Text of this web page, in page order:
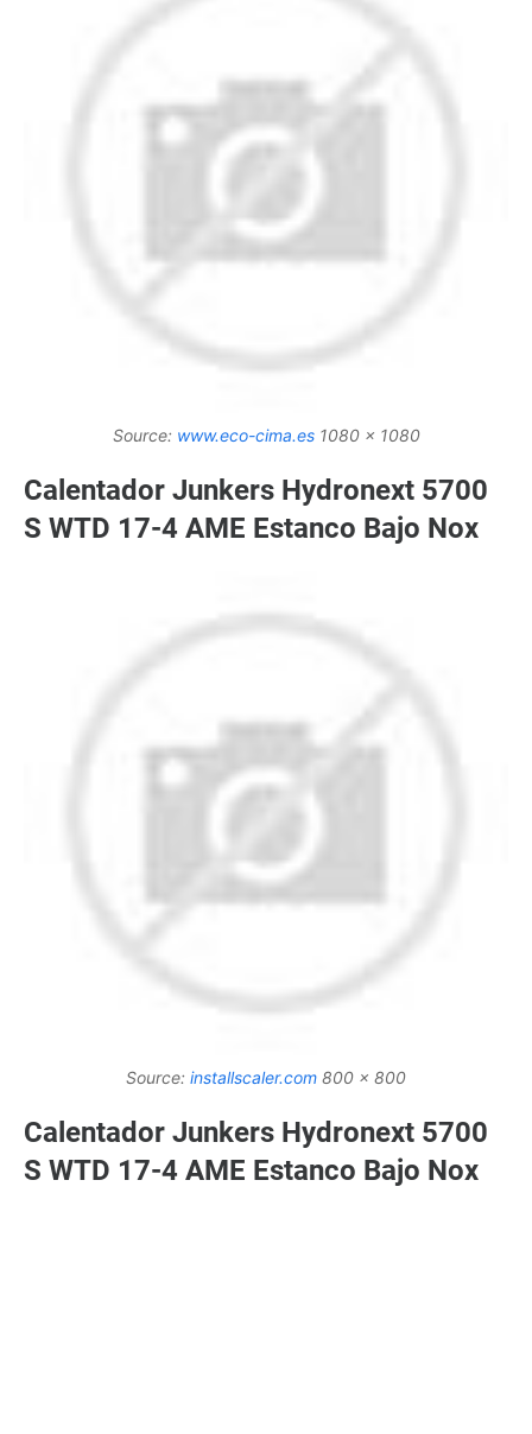
Source: www.eco-cima.es1080 x 1080
Calentador Junkers Hydronext 5700
S WTD 17-4 AME Estanco Bajo Nox
Source: installscaler.com 800 x 800
Calentador Junkers Hydronext 5700
S WTD 17-4 AME Estanco Bajo Nox